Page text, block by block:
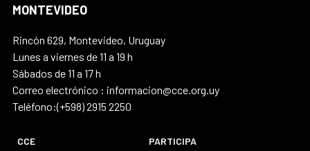
MONTEVIDEO
Rincón 629, Montevideo, Uruguay
Lunes a viernes de 11 a 19 h
Sábados de 11 a 17 h
Correo electrónico : informacion@cce.org.uy
Teléfono:(+598) 2915 2250
CCE
PARTICIPA